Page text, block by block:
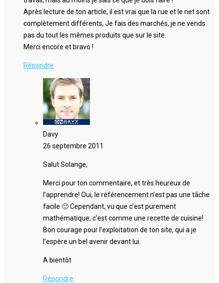
Après lecture de ton article, il est vrai que la rue et le net sont
complètement différents, Je fais des marchés, je ne vends
pas du tout les mêmes produits que sur le site.
Merci encore et bravo !
Répondre
Davy
26 septembre 2011
Salut Solange,
Merci pour ton commentaire, et très heureux de
l’apprendre! Oui, le référencement n’est pas une tâche
facile 🙂 Cependant, vu que c’est purement
mathématique, c’est comme une recette de cuisine!
Bon courage pour l’exploitation de ton site, qui a je
l’espère un bel avenir devant lui.
A bientôt
Répondre